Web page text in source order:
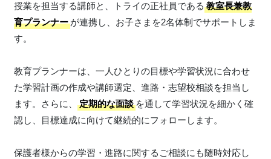
授業を担当する講師と、トライの正社員である 教室長兼教
育プランナーが連携し、お子さまを2名体制でサポートしま
す。
教育プランナーは、一人ひとりの目標や学習状況に合わせ
た学習計画の作成や講師選定、進路・志望校相談を担当し
ます。さらに、
定期的な面談を通して学習状況を細かく確
認し、目標達成に向けて継続的にフォローします。
保護者様からの学習・進路に関するご相談にも随時対応し